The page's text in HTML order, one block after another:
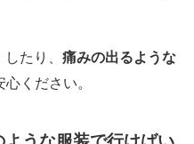
したり、痛みの出るような
心ください。